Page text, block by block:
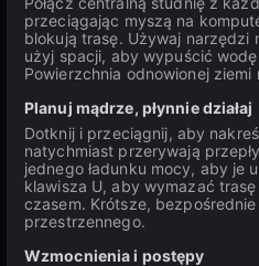
przeciągając myszą na
blokują trasę. Używaj
użyj spacji, aby wypuścić
Powierzchnia odnowionej
Planuj mądrze, płynnie działaj
Dotknij i przeciągnij, aby
natychmiast przerywają
jednego ładunku mocy, aby je
klawisza U, aby wymazać
czasem. Krótsze,
przestrzennego.
Wzmocnienia i postępy